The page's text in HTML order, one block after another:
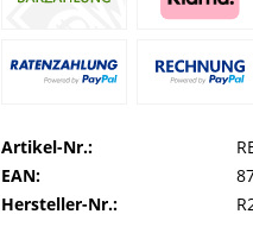
Artikel-Nr.:
EAN:
Hersteller-Nr.: